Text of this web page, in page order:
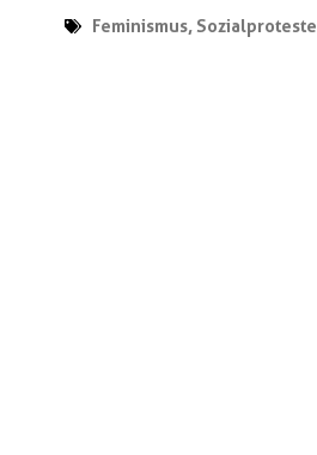
Feminismus, Sozialproteste